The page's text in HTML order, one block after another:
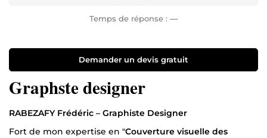
Temps de réponse : —
Demander un devis gratuit
Graphste designer
RABEZAFY Frédéric – Graphiste Designer
Fort de mon expertise en "Couverture visuelle des